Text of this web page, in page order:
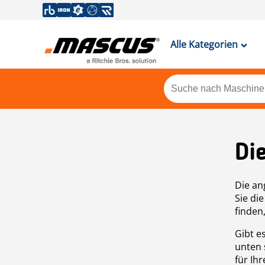
Alle Kategorien
Die
Sie
Gibt
unten
für